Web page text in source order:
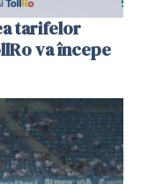
tarifelor
va începe